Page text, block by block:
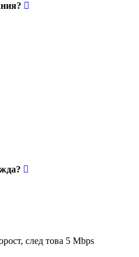
след това 5 Mbps